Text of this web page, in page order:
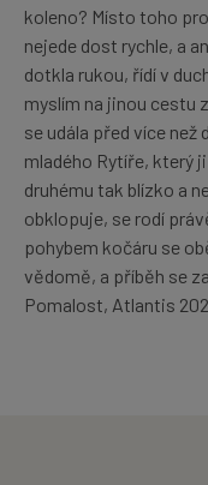
koleno? Místo toho
nejede dost rychle, a
dotkla rukou, řídí v
myslím na jinou cestu
se udála před více než
mladého Rytíře, který
druhému tak blízko a
obklopuje, se rodí
pohybem kočáru se
vědomě, a příběh se
Pomalost, Atlantis